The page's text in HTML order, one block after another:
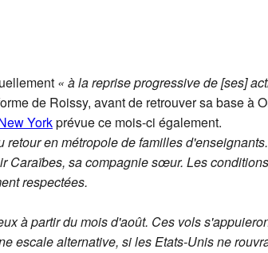
« à la reprise progressive de [ses]
de Roissy, avant de retrouver sa base à
Yorkprévue ce mois-ci également.
retour en métropole de familles
Caraïbes, sa compagnie sœur. Les
respectées.
à partir du mois d'août. Ces vols
escale alternative, si les Etats-Unis ne